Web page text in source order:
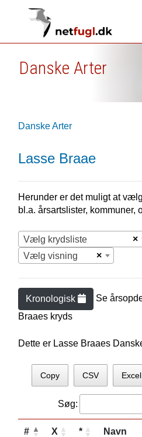
Danske Arter
Danske Arter
Lasse Braae
Herunder er det muligt at
bl.a. årsartslister, kommuner,
×
Vælg krydsliste
×
Vælg visning
Kronologisk Se
Braaes kryds
Dette er Lasse Braaes
Copy CSV Excel
Søg:
# X * Navn